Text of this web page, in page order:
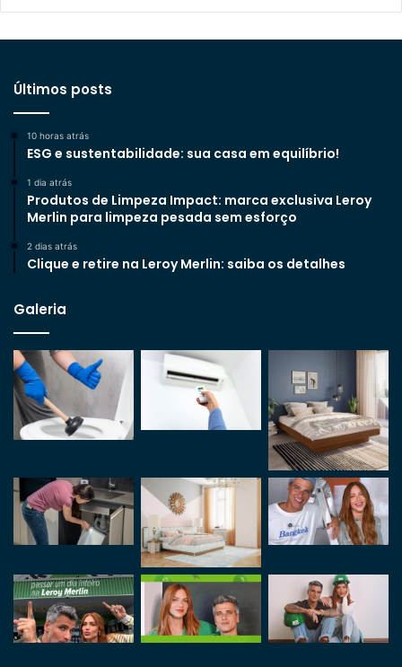
Últimos posts
10 horas atrás
ESG e sustentabilidade: sua casa em equilíbrio!
1 dia atrás
Produtos de Limpeza Impact: marca exclusiva Leroy
Merlin para limpeza pesada sem esforço
2 dias atrás
Clique e retire na Leroy Merlin: saiba os detalhes
Galeria